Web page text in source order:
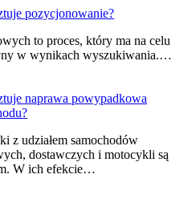
pozycjonowanie?
to proces, który ma na celu
w wynikach wyszukiwania.…
naprawa powypadkowa
z udziałem samochodów
dostawczych i motocykli są
W ich efekcie…